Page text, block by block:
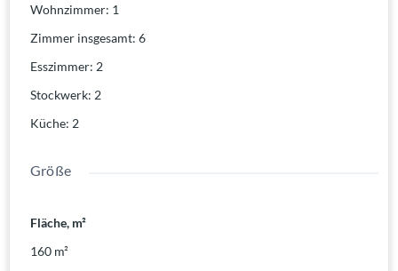
Wohnzimmer: 1
Zimmer insgesamt: 6
Esszimmer: 2
Stockwerk: 2
Küche: 2
Größe
Fläche, m²
160 m²